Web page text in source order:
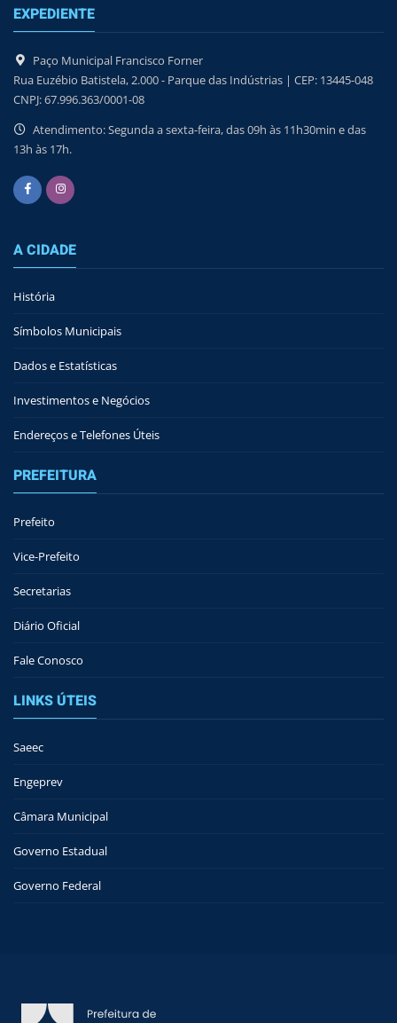
EXPEDIENTE
Paço Municipal Francisco Forner
Rua Euzébio Batistela, 2.000 - Parque das Indústrias | CEP: 13445-048
CNPJ: 67.996.363/0001-08
Atendimento: Segunda a sexta-feira, das 09h às 11h30min e das
13h às 17h.
A CIDADE
História
Símbolos Municipais
Dados e Estatísticas
Investimentos e Negócios
Endereços e Telefones Úteis
PREFEITURA
Prefeito
Vice-Prefeito
Secretarias
Diário Oficial
Fale Conosco
LINKS ÚTEIS
Saeec
Engeprev
Câmara Municipal
Governo Estadual
Governo Federal